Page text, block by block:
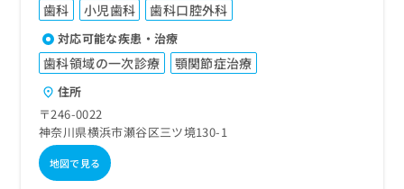
歯科 小児歯科 歯科口腔外科
対応可能な疾患・治療
歯科領域の一次診療 顎関節症治療
住所
〒246-0022
神奈川県横浜市瀬谷区三ツ境130-1
地図で見る